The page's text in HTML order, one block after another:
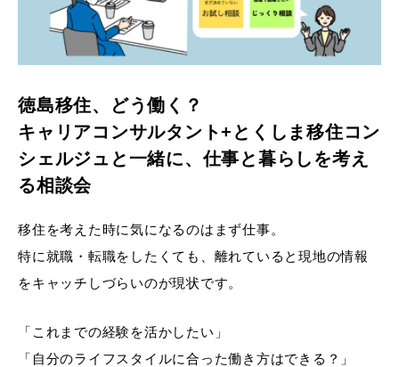
徳島移住、どう働く？
キャリアコンサルタント+とくしま移住コン
シェルジュと一緒に、仕事と暮らしを考え
る相談会
移住を考えた時に気になるのはまず仕事。
特に就職・転職をしたくても、離れていると現地の情報
をキャッチしづらいのが現状です。
「これまでの経験を活かしたい」
「自分のライフスタイルに合った働き方はできる？」